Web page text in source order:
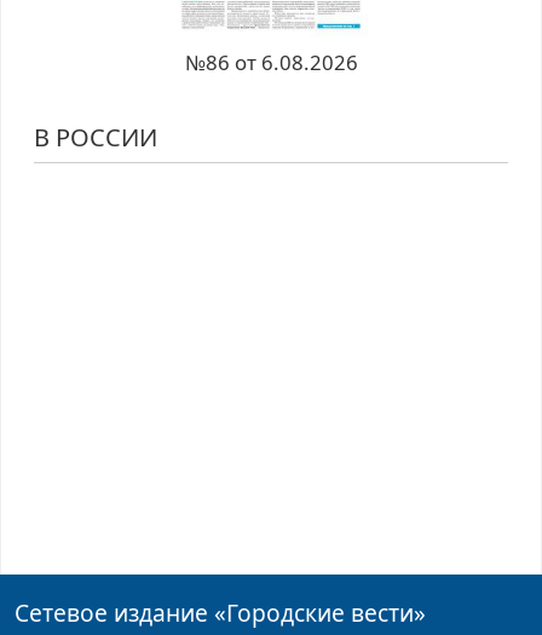
№86 от 6.08.2026
В РОССИИ
Сетевое издание «Городские вести»